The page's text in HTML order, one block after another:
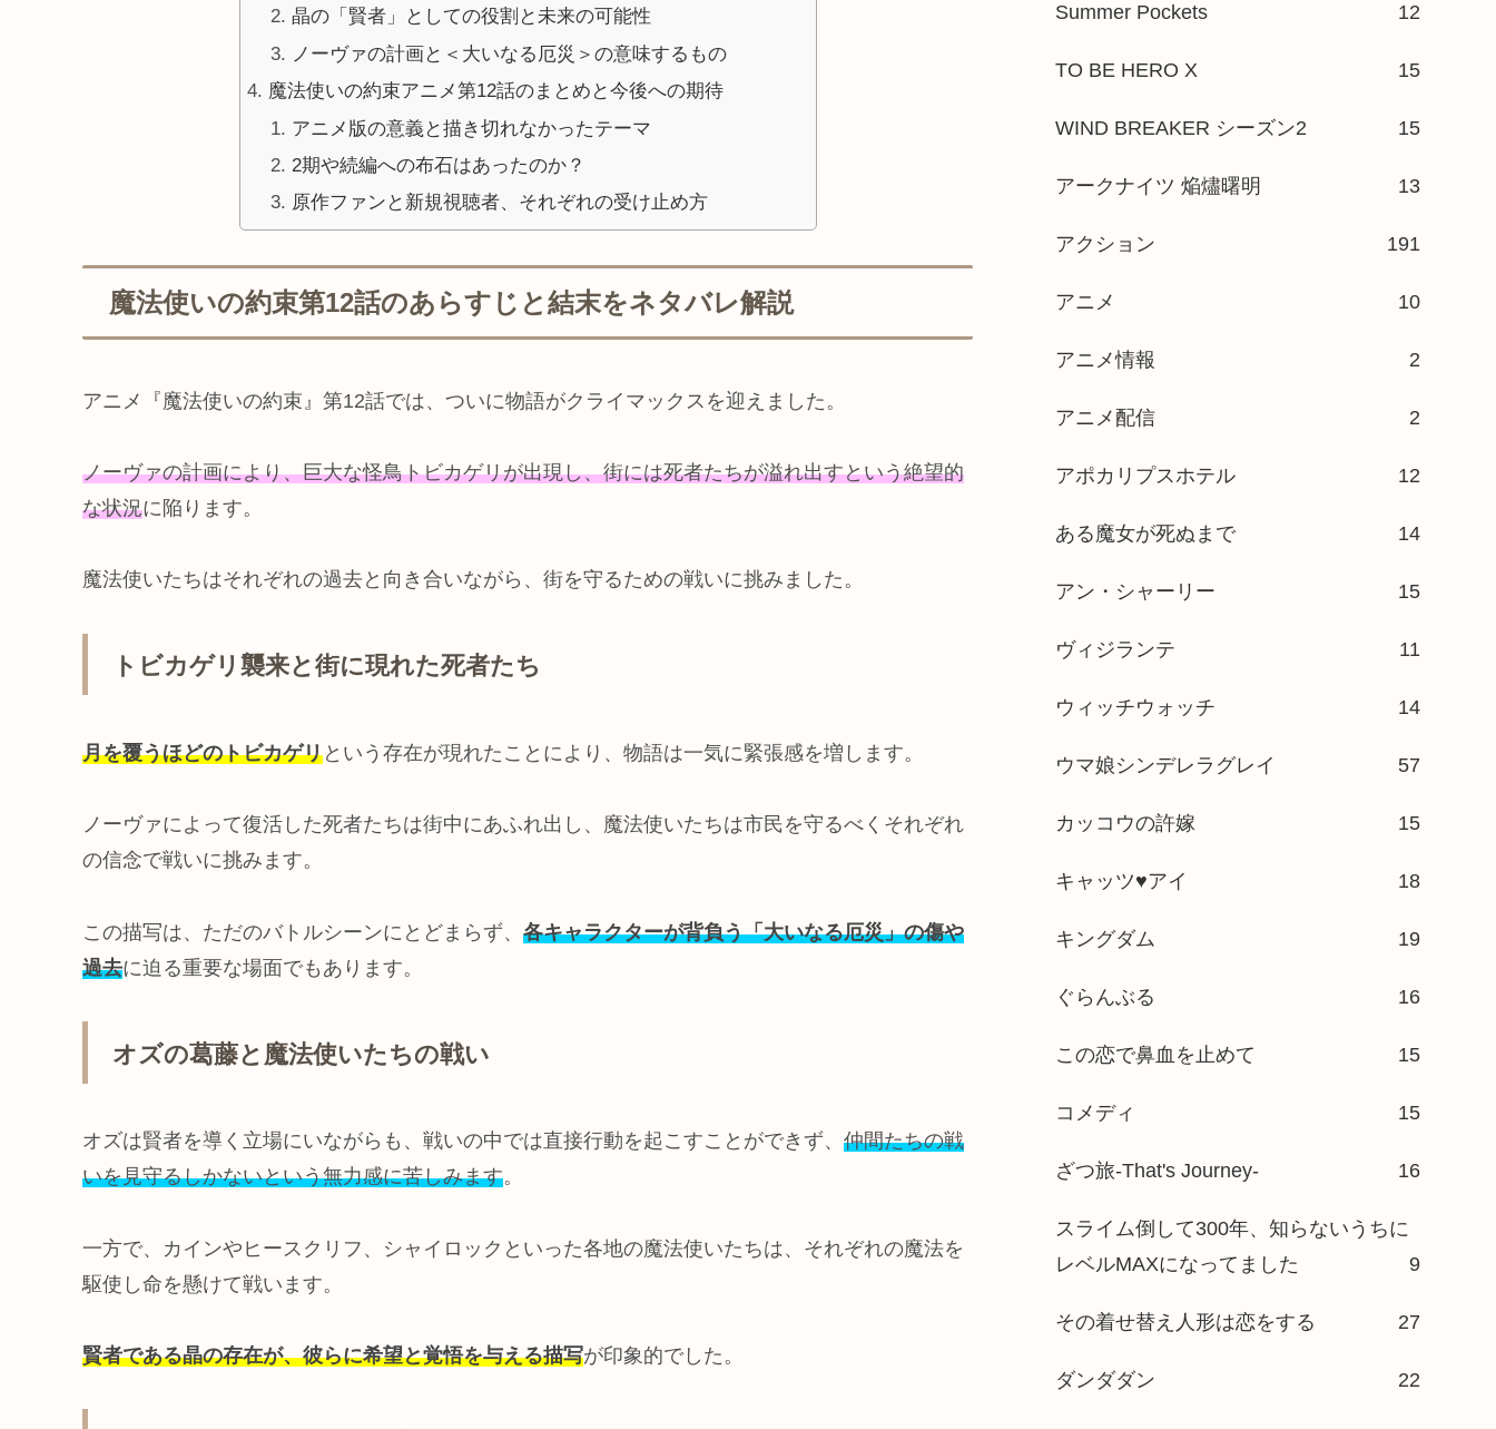
晶の「賢者」としての役割と未来の可能性
ノーヴァの計画と＜大いなる厄災＞の意味するもの
魔法使いの約束アニメ第12話のまとめと今後への期待
アニメ版の意義と描き切れなかったテーマ
2期や続編への布石はあったのか？
原作ファンと新規視聴者、それぞれの受け止め方
魔法使いの約束第12話のあらすじと結末をネタバレ解説
アニメ『魔法使いの約束』第12話では、ついに物語がクライマックスを迎えました。
ノーヴァの計画により、巨大な怪鳥トビカゲリが出現し、街には死者たちが溢れ出すという絶望的
な状況に陥ります。
魔法使いたちはそれぞれの過去と向き合いながら、街を守るための戦いに挑みました。
トビカゲリ襲来と街に現れた死者たち
月を覆うほどのトビカゲリという存在が現れたことにより、物語は一気に緊張感を増します。
ノーヴァによって復活した死者たちは街中にあふれ出し、魔法使いたちは市民を守るべくそれぞれ
の信念で戦いに挑みます。
この描写は、ただのバトルシーンにとどまらず、 各キャラクターが背負う「大いなる厄災」の傷や
過去に迫る重要な場面でもあります。
オズの葛藤と魔法使いたちの戦い
オズは賢者を導く立場にいながらも、戦いの中では直接行動を起こすことができず、 仲間たちの戦
いを見守るしかないという無力感に苦しみます。
一方で、カインやヒースクリフ、シャイロックといった各地の魔法使いたちは、それぞれの魔法を
駆使し命を懸けて戦います。
賢者である晶の存在が、彼らに希望と覚悟を与える描写が印象的でした。
Summer Pockets 12
TO BE HERO X 15
WIND BREAKER シーズン2 15
アークナイツ 焔燼曙明 13
アクション 191
アニメ 10
アニメ情報 2
アニメ配信 2
アポカリプスホテル 12
ある魔女が死ぬまで 14
アン・シャーリー 15
ヴィジランテ 11
ウィッチウォッチ 14
ウマ娘シンデレラグレイ 57
カッコウの許嫁 15
キャッツ♥アイ 18
キングダム 19
ぐらんぶる 16
この恋で鼻血を止めて 15
コメディ 15
ざつ旅-That's Journey- 16
スライム倒して300年、知らないうちに
レベルMAXになってました
9
その着せ替え人形は恋をする 27
ダンダダン 22